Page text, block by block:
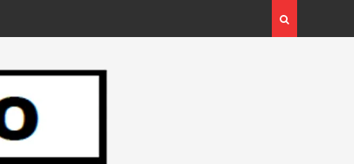
Redacción “El Objetivo
Campaña: “INSPECTOR
Redacción “El Objetivo Regional”.